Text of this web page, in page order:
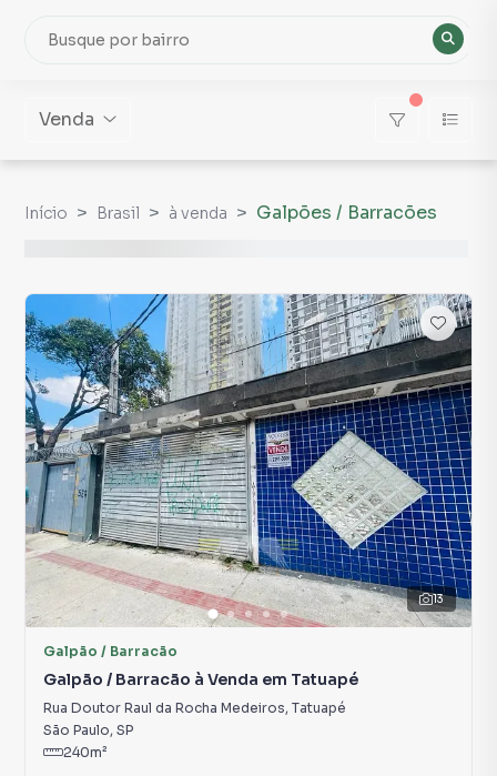
Venda
Início Brasil à venda Galpões / Barracões
13
Galpão / Barracão
Galpão / Barracão à Venda em Tatuapé
Rua Doutor Raul da Rocha Medeiros, Tatuapé
São Paulo, SP
240m²